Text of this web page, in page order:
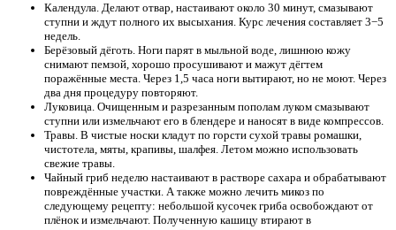
Календула. Делают отвар, настаивают около 30 минут, смазывают
ступни и ждут полного их высыхания. Курс лечения составляет 3−5
недель.
Берёзовый дёготь. Ноги парят в мыльной воде, лишнюю кожу
снимают пемзой, хорошо просушивают и мажут дёгтем
поражённые места. Через 1,5 часа ноги вытирают, но не моют. Через
два дня процедуру повторяют.
Луковица. Очищенным и разрезанным пополам луком смазывают
ступни или измельчают его в блендере и наносят в виде компрессов.
Травы. В чистые носки кладут по горсти сухой травы ромашки,
чистотела, мяты, крапивы, шалфея. Летом можно использовать
свежие травы.
Чайный гриб неделю настаивают в растворе сахара и обрабатывают
повреждённые участки. А также можно лечить микоз по
следующему рецепту: небольшой кусочек гриба освобождают от
плёнок и измельчают. Полученную кашицу втирают в